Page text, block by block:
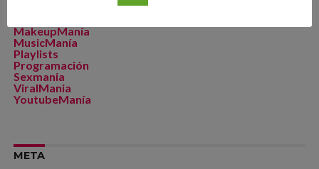
MakeupManía
MusicManía
Playlists
Programación
Sexmania
ViralMania
YoutubeManía
META